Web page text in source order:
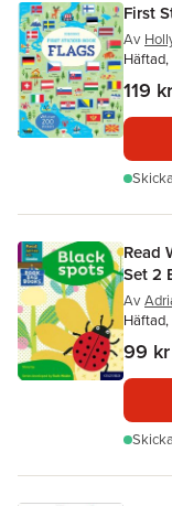
First
Av
119 kr
Read
Set 2
Av
99 kr